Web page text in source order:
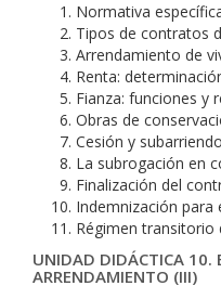
Normativa
Tipos de contratos
Arrendamiento de
Renta:
Fianza: funciones y
Obras de
Cesión y
La subrogación en
Finalización del
Indemnización para
Régimen
UNIDAD DIDÁCTICA 10.
ARRENDAMIENTO (III)